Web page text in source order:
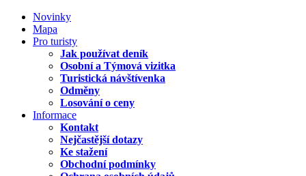
Novinky
Mapa
Pro turisty
Jak používat deník
Osobní a Týmová vizitka
Turistická návštívenka
Odměny
Losování o ceny
Informace
Kontakt
Nejčastější dotazy
Ke stažení
Obchodní podmínky